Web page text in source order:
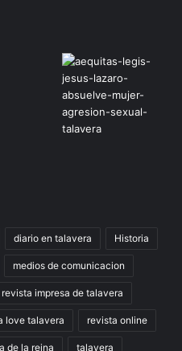
diario en talavera Historia
medios de comunicacion
revista impresa de talavera
love talavera revista online
de la reina talavera